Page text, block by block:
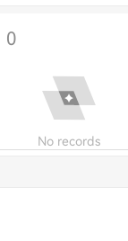
0
No records